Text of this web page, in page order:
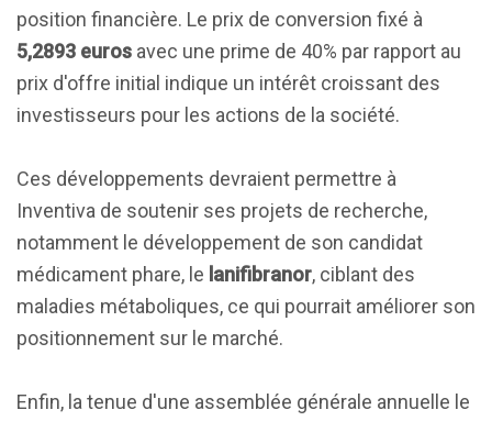
position financière. Le prix de conversion fixé à
5,2893 euros avec une prime de 40% par rapport au
prix d'offre initial indique un intérêt croissant des
investisseurs pour les actions de la société.
Ces développements devraient permettre à
Inventiva de soutenir ses projets de recherche,
notamment le développement de son candidat
médicament phare, le lanifibranor, ciblant des
maladies métaboliques, ce qui pourrait améliorer son
positionnement sur le marché.
Enfin, la tenue d'une assemblée générale annuelle le